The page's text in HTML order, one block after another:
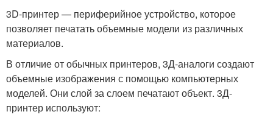
3D-принтер — периферийное устройство, которое
позволяет печатать объемные модели из различных
материалов.
В отличие от обычных принтеров, 3Д-аналоги создают
объемные изображения с помощью компьютерных
моделей. Они слой за слоем печатают объект. 3Д-
принтер используют: